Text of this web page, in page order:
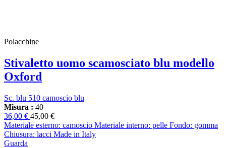
Polacchine
Stivaletto uomo scamosciato blu modello
Oxford
Sc. blu 510 camoscio blu
Misura : 40
36,00 € 45,00 €
Materiale esterno: camoscio Materiale interno: pelle Fondo: gomma
Chiusura: lacci Made in Italy
Guarda